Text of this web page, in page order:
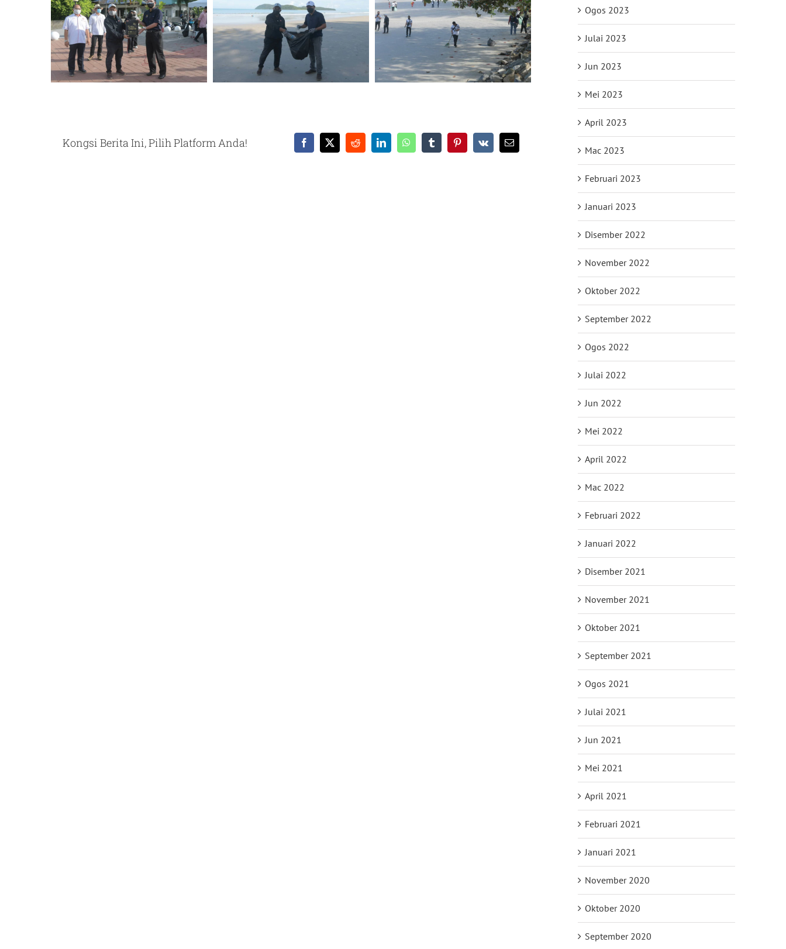
Kongsi Berita Ini, Pilih Platform Anda! Facebook
X RedditLinkedInWhatsAppTumblrPinterest
Vk Email
Ogos 2023
Julai 2023
Jun 2023
Mei 2023
April 2023
Mac 2023
Februari 2023
Januari 2023
Disember 2022
November 2022
Oktober 2022
September 2022
Ogos 2022
Julai 2022
Jun 2022
Mei 2022
April 2022
Mac 2022
Februari 2022
Januari 2022
Disember 2021
November 2021
Oktober 2021
September 2021
Ogos 2021
Julai 2021
Jun 2021
Mei 2021
April 2021
Februari 2021
Januari 2021
November 2020
Oktober 2020
September 2020